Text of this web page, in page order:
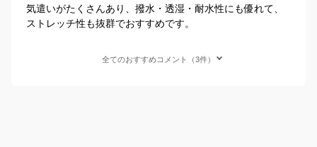
気遣いがたくさんあり、撥水・透湿・耐水性にも優れて、
ストレッチ性も抜群でおすすめです。
全てのおすすめコメント（3件）